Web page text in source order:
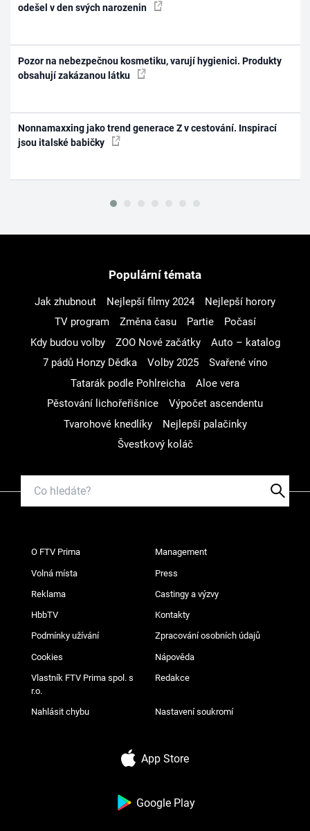
odešel v den svých narozenin
Pozor na nebezpečnou kosmetiku, varují hygienici. Produkty
obsahují zakázanou látku
Nonnamaxxing jako trend generace Z v cestování. Inspirací
jsou italské babičky
Populární témata
Jak zhubnout Nejlepší filmy 2024
Nejlepší horory
TV program
Změna času Partie
Počasí
Kdy budou volby
ZOO Nové začátky
Auto – katalog
7 pádů Honzy Dědka
Volby 2025
Svařené víno
Tatarák podle Pohlreicha
Aloe vera
Pěstování lichořeřišnice
Výpočet ascendentu
Tvarohové knedlíky
Nejlepší palačinky
Švestkový koláč
O FTV Prima Management
Volná místa Press
Reklama Castingy a výzvy
HbbTV Kontakty
Podmínky užívání Zpracování osobních údajů
Cookies Nápověda
Vlastník FTV Prima spol. s
r.o.
Redakce
Nahlásit chybu Nastavení soukromí
App Store
Google Play